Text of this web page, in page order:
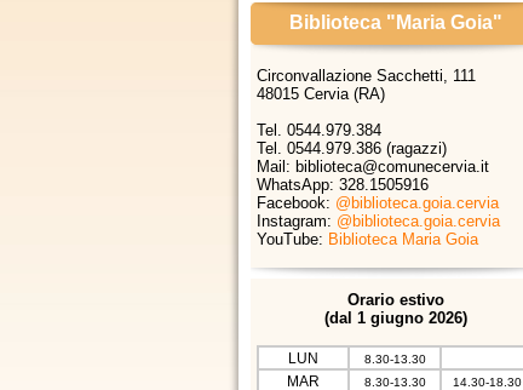
Biblioteca "Maria Goia"
Circonvallazione Sacchetti, 111
48015 Cervia (RA)
Tel. 0544.979.384
Tel. 0544.979.386 (ragazzi)
Mail: biblioteca@comunecervia.it
WhatsApp: 328.1505916
Facebook: @biblioteca.goia.cervia
Instagram: @biblioteca.goia.cervia
YouTube: Biblioteca Maria Goia
Orario estivo
(dal 1 giugno 2026)
LUN 8.30-13.30
MAR 8.30-13.30 14.30-18.30